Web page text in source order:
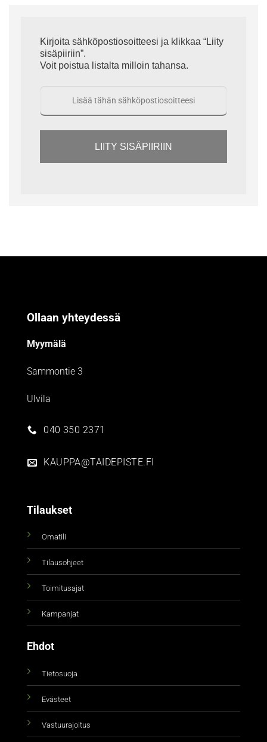
Kirjoita sähköpostiosoitteesi ja klikkaa “Liity
sisäpiiriin”.
Voit poistua listalta milloin tahansa.
LIITY SISÄPIIRIIN
Ollaan yhteydessä
Myymälä
Sammontie 3
Ulvila
040 350 2371
KAUPPA@TAIDEPISTE.FI
Tilaukset
Omatili
Tilausohjeet
Toimitusajat
Kampanjat
Ehdot
Tietosuoja
Evästeet
Vastuurajoitus